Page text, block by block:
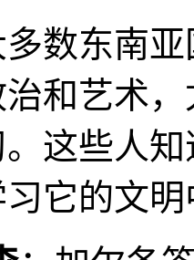
数东南
和艺术
这些人
它的文